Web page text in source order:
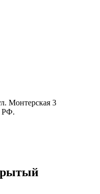
Монтерская 3
РФ.